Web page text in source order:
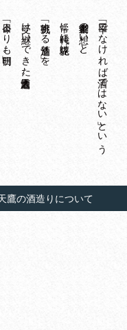
「辛口でなければ酒ではない」という
創業者の想いと、
常に時代に先駆け
「挑戦する酒造り」を
受け継いできた天鷹酒造。
「今日よりも明日」、
鷹の酒造りについて